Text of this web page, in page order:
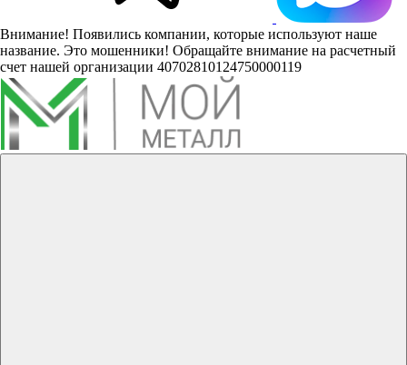
Внимание! Появились компании, которые используют наше
название. Это мошенники! Обращайте внимание на расчетный
счет нашей организации 40702810124750000119